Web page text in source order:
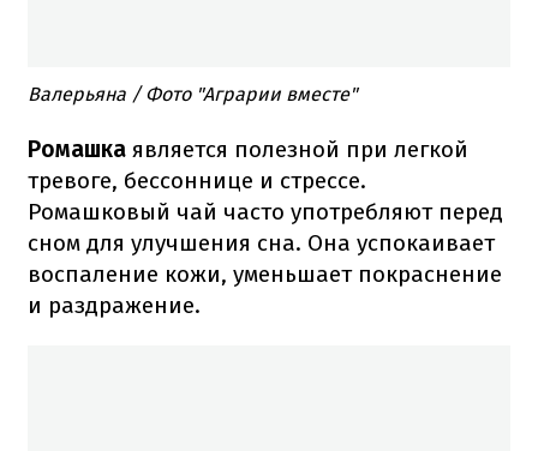
Валерьяна / Фото "Аграрии вместе"
Ромашка является полезной при легкой
тревоге, бессоннице и стрессе.
Ромашковый чай часто употребляют перед
сном для улучшения сна. Она успокаивает
воспаление кожи, уменьшает покраснение
и раздражение.